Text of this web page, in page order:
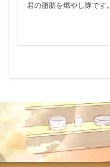
君の脂肪を燃やし隊です。